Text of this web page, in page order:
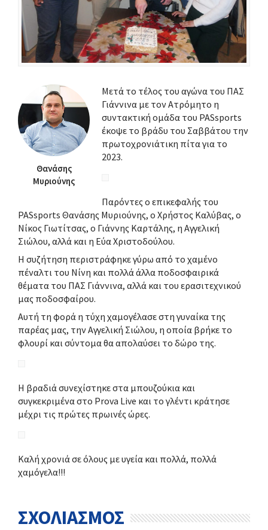
Θανάσης
Μυριούνης
Μετά το τέλος του αγώνα του ΠΑΣ
Γιάννινα με τον Ατρόμητο η
συντακτική ομάδα του PASsports
έκοψε το βράδυ του Σαββάτου την
πρωτοχρονιάτικη πίτα για το
2023.
Παρόντες ο επικεφαλής του
PASsports Θανάσης Μυριούνης, ο Χρήστος Καλύβας, ο
Νίκος Γιωτίτσας, ο Γιάννης Καρτάλης, η Αγγελική
Σιώλου, αλλά και η Εύα Χριστοδούλου.
Η συζήτηση περιστράφηκε γύρω από το χαμένο
πέναλτι του Νίνη και πολλά άλλα ποδοσφαιρικά
θέματα του ΠΑΣ Γιάννινα, αλλά και του ερασιτεχνικού
μας ποδοσφαίρου.
Αυτή τη φορά η τύχη χαμογέλασε στη γυναίκα της
παρέας μας, την Αγγελική Σιώλου, η οποία βρήκε το
φλουρί και σύντομα θα απολαύσει το δώρο της.
Η βραδιά συνεχίστηκε στα μπουζούκια και
συγκεκριμένα στο Prova Live και το γλέντι κράτησε
μέχρι τις πρώτες πρωινές ώρες.
Καλή χρονιά σε όλους με υγεία και πολλά, πολλά
χαμόγελα!!!
ΣΧΟΛΙΑΣΜΟΣ